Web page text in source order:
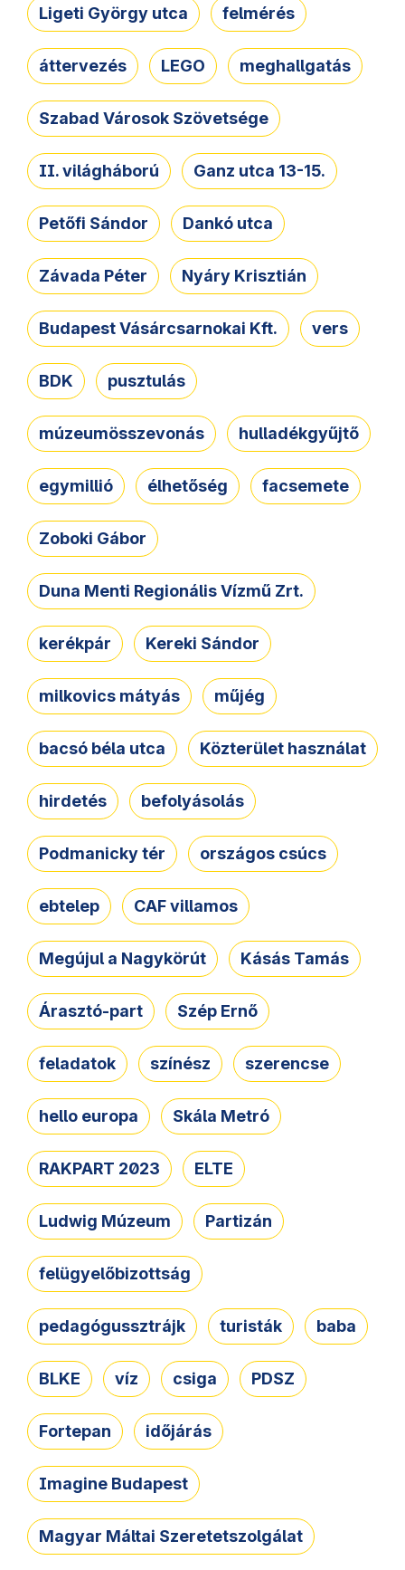
Ligeti György utca felmérés
áttervezés LEGO meghallgatás
Szabad Városok Szövetsége
II. világháború Ganz utca 13-15.
Petőfi Sándor Dankó utca
Závada Péter Nyáry Krisztián
Budapest Vásárcsarnokai Kft. vers
BDK pusztulás
múzeumösszevonás hulladékgyűjtő
egymillió élhetőség facsemete
Zoboki Gábor
Duna Menti Regionális Vízmű Zrt.
kerékpár Kereki Sándor
milkovics mátyás műjég
bacsó béla utca Közterület használat
hirdetés befolyásolás
Podmanicky tér országos csúcs
ebtelep CAF villamos
Megújul a Nagykörút Kásás Tamás
Árasztó-part Szép Ernő
feladatok színész szerencse
hello europa Skála Metró
RAKPART 2023 ELTE
Ludwig Múzeum Partizán
felügyelőbizottság
pedagógussztrájk turisták baba
BLKE víz csiga PDSZ
Fortepan időjárás
Imagine Budapest
Magyar Máltai Szeretetszolgálat